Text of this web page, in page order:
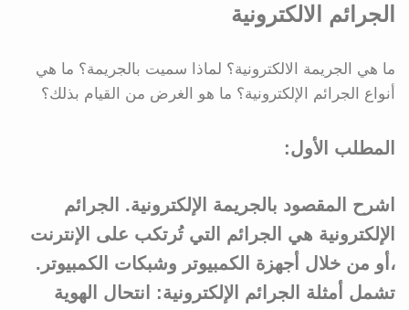
الجرائم الالكترونية
ما هي الجريمة الالكترونية؟ لماذا سميت بالجريمة؟ ما هي
أنواع الجرائم الإلكترونية؟ ما هو الغرض من القيام بذلك؟
المطلب الأول:
اشرح المقصود بالجريمة الإلكترونية. الجرائم
الإلكترونية هي الجرائم التي تُرتكب على الإنترنت
،أو من خلال أجهزة الكمبيوتر وشبكات الكمبيوتر.
تشمل أمثلة الجرائم الإلكترونية: انتحال الهوية